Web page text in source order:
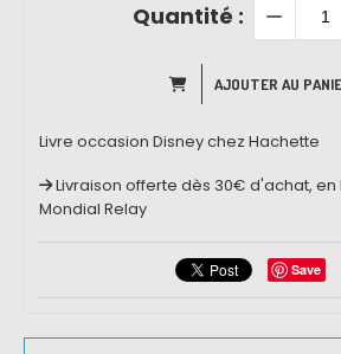
Quantité :
AJOUTER AU
Livre occasion Disney chez Hachette
Livraison offerte dès 30€ d'achat, en
Mondial Relay
Save